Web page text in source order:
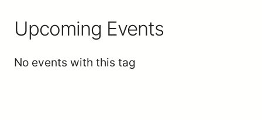
Upcoming Events
No events with this tag